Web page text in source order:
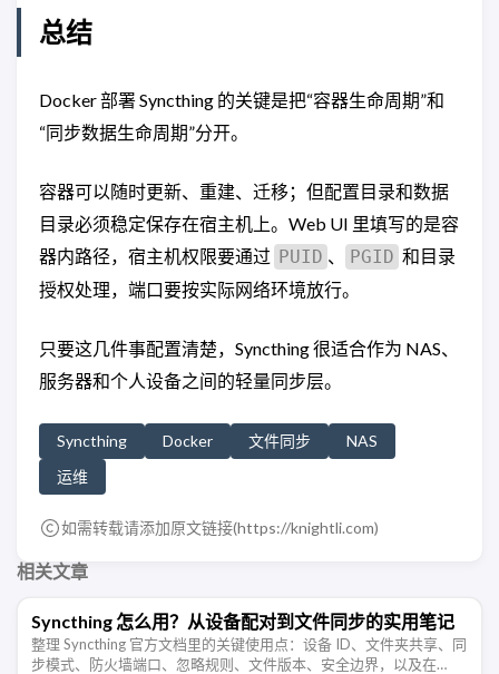
总结
Docker 部署 Syncthing 的关键是把“容器生命周期”和
“同步数据生命周期”分开。
容器可以随时更新、重建、迁移；但配置目录和数据
目录必须稳定保存在宿主机上。Web UI 里填写的是容
器内路径，宿主机权限要通过 PUID 、 PGID 和目录
授权处理，端口要按实际网络环境放行。
只要这几件事配置清楚，Syncthing 很适合作为 NAS、
服务器和个人设备之间的轻量同步层。
Syncthing Docker 文件同步
NAS
运维
如需转载请添加原文链接(https://knightli.com)
相关文章
Syncthing 怎么用？从设备配对到文件同步的实用笔记
整理 Syncthing 官方文档里的关键使用点：设备 ID、文件夹共享、同
步模式、防火墙端口、忽略规则、文件版本、安全边界，以及在